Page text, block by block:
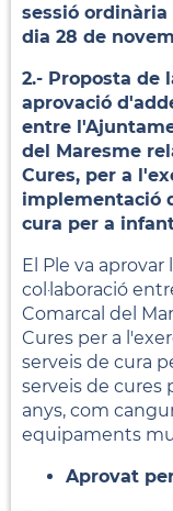
sessió
dia 28 de
2.- Proposta de
aprovació
entre
del Maresme
Cures, per a
implementació
cura per a
El Ple va
col·laboració
Comarcal del
Cures per a
serveis de cura
serveis de cures
anys, com
equipaments
Aprovat